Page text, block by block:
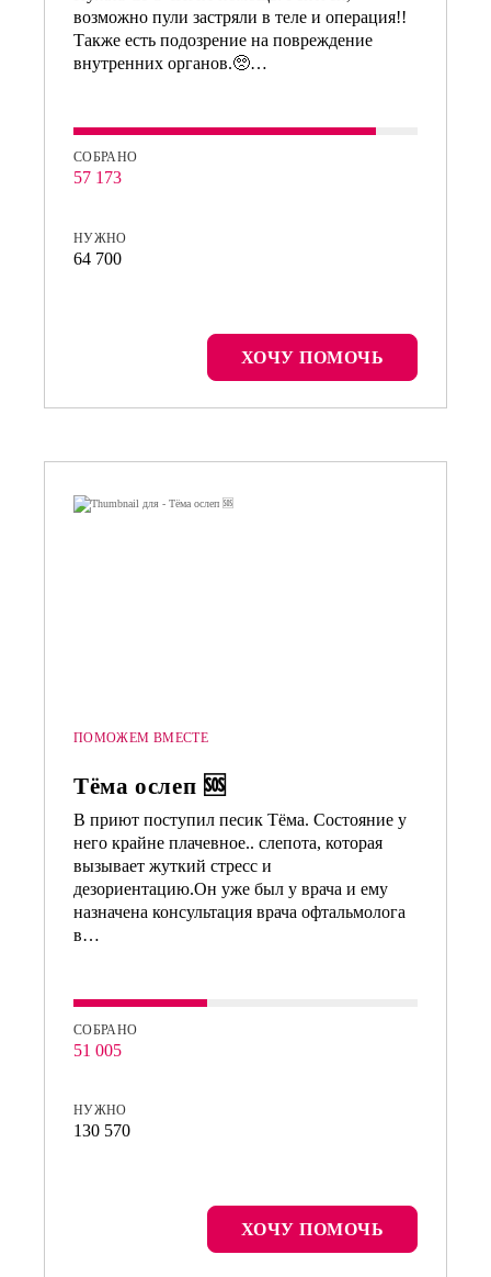
возможно пули застряли в теле и операция!!
Также есть подозрение на повреждение
внутренних органов.🥺…
СОБРАНО
57 173
НУЖНО
64 700
ХОЧУ ПОМОЧЬ
ПОМОЖЕМ ВМЕСТЕ
Тёма ослеп 🆘
В приют поступил песик Тёма. Состояние у
него крайне плачевное.. слепота, которая
вызывает жуткий стресс и
дезориентацию.Он уже был у врача и ему
назначена консультация врача офтальмолога
в…
СОБРАНО
51 005
НУЖНО
130 570
ХОЧУ ПОМОЧЬ